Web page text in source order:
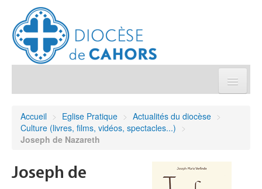
Démarches et sacrements
Sanctuaires & Pélerinages
Accueil > Eglise Pratique > Actualités du diocèse >
Culture (livres, films, vidéos, spectacles...) >
Joseph de Nazareth
Joseph de